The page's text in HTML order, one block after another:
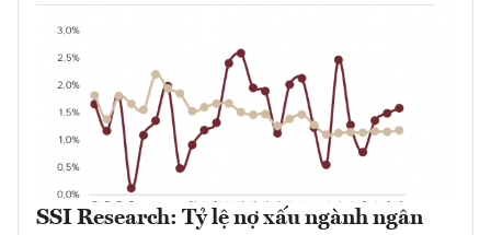
SSI Research: Tỷ lệ nợ xấu ngành ngân